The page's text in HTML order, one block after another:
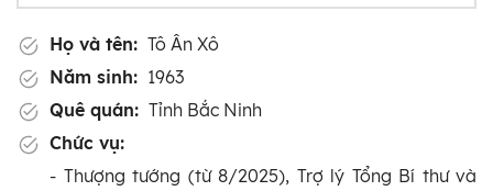
Họ và tên: Tô Ân Xô
Năm sinh: 1963
Quê quán: Tỉnh Bắc Ninh
Chức vụ:
- Thượng tướng (từ 8/2025), Trợ lý Tổng Bí thư và